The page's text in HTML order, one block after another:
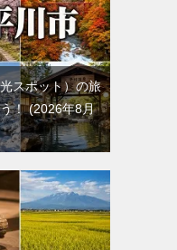
スポット）の旅
！ 2026年8月